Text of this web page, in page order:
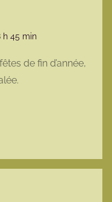
h 45 min
de fin d’année,